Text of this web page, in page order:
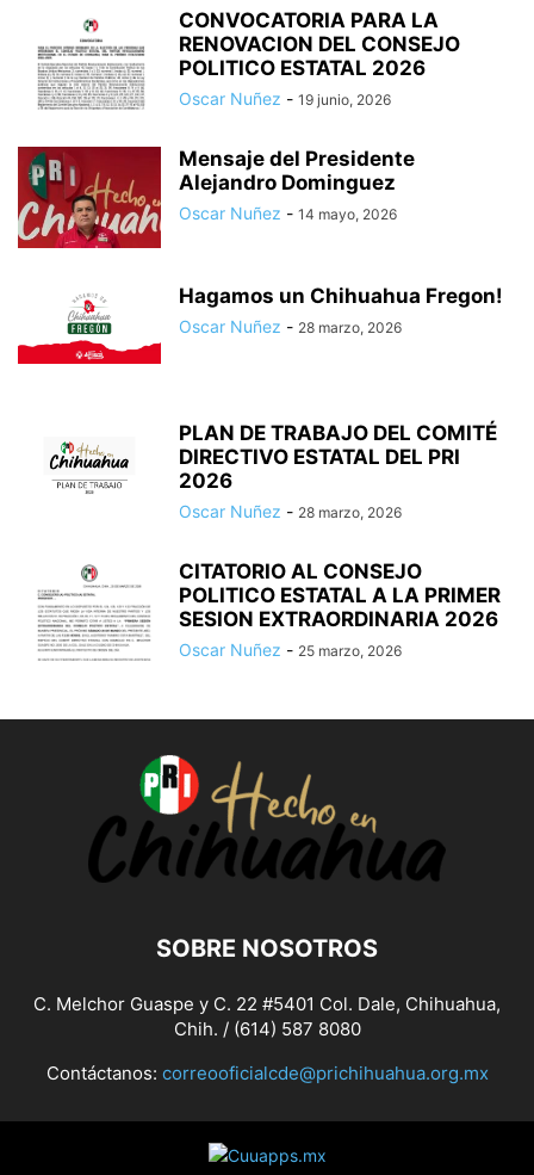
CONVOCATORIA PARA LA
RENOVACION DEL CONSEJO
POLITICO ESTATAL 2026
Oscar Nuñez - 19 junio, 2026
Mensaje del Presidente
Alejandro Dominguez
Oscar Nuñez - 14 mayo, 2026
Hagamos un Chihuahua Fregon!
Oscar Nuñez - 28 marzo, 2026
PLAN DE TRABAJO DEL COMITÉ
DIRECTIVO ESTATAL DEL PRI
2026
Oscar Nuñez - 28 marzo, 2026
CITATORIO AL CONSEJO
POLITICO ESTATAL A LA PRIMER
SESION EXTRAORDINARIA 2026
Oscar Nuñez - 25 marzo, 2026
SOBRE NOSOTROS
C. Melchor Guaspe y C. 22 #5401 Col. Dale, Chihuahua,
Chih. / (614) 587 8080
Contáctanos: correooficialcde@prichihuahua.org.mx